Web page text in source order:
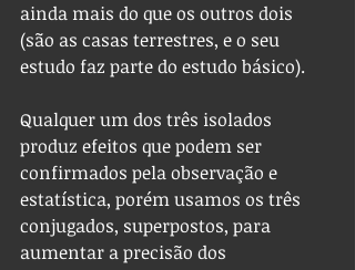
ainda mais do que os outros dois
(são as casas terrestres, e o seu
estudo faz parte do estudo básico).
Qualquer um dos três isolados
produz efeitos que podem ser
confirmados pela observação e
estatística, porém usamos os três
conjugados, superpostos, para
aumentar a precisão dos